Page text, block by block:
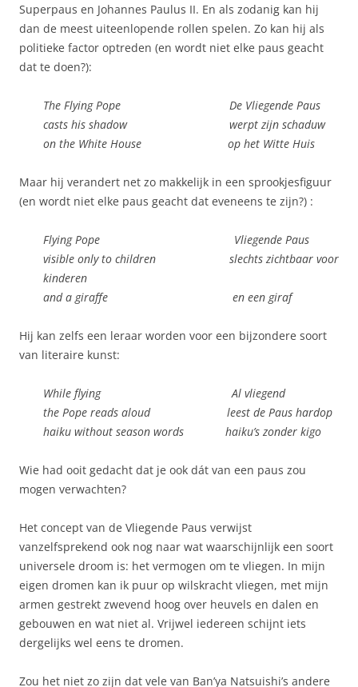
Superpaus en Johannes Paulus II. En als zodanig kan hij
dan de meest uiteenlopende rollen spelen. Zo kan hij als
politieke factor optreden (en wordt niet elke paus geacht
dat te doen?):
The Flying Pope De Vliegende Paus
casts his shadow werpt zijn schaduw
on the White House op het Witte Huis
Maar hij verandert net zo makkelijk in een sprookjesfiguur
(en wordt niet elke paus geacht dat eveneens te zijn?) :
Flying Pope Vliegende Paus
visible only to children slechts zichtbaar voor
kinderen
and a giraffe en een giraf
Hij kan zelfs een leraar worden voor een bijzondere soort
van literaire kunst:
While flying Al vliegend
the Pope reads aloud leest de Paus hardop
haiku without season words haiku’s zonder kigo
Wie had ooit gedacht dat je ook dát van een paus zou
mogen verwachten?
Het concept van de Vliegende Paus verwijst
vanzelfsprekend ook nog naar wat waarschijnlijk een soort
universele droom is: het vermogen om te vliegen. In mijn
eigen dromen kan ik puur op wilskracht vliegen, met mijn
armen gestrekt zwevend hoog over heuvels en dalen en
gebouwen en wat niet al. Vrijwel iedereen schijnt iets
dergelijks wel eens te dromen.
Zou het niet zo zijn dat vele van Ban’ya Natsuishi’s andere